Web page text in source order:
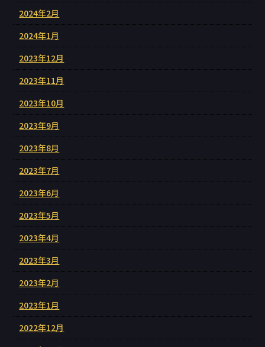
2024年2月
2024年1月
2023年12月
2023年11月
2023年10月
2023年9月
2023年8月
2023年7月
2023年6月
2023年5月
2023年4月
2023年3月
2023年2月
2023年1月
2022年12月